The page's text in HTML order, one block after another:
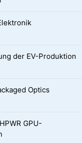
der EV-Produktion
Optics
GPU-